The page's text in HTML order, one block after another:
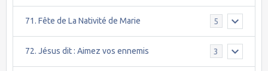
71. Fête de La Nativité de Marie 5
72. Jésus dit : Aimez vos ennemis 3